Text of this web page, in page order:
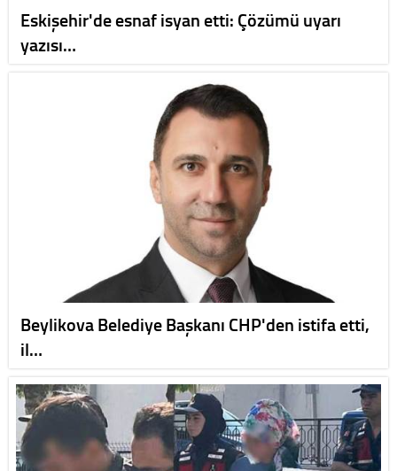
Eskişehir'de esnaf isyan etti: Çözümü uyarı
yazısı…
Beylikova Belediye Başkanı CHP'den istifa etti,
il…